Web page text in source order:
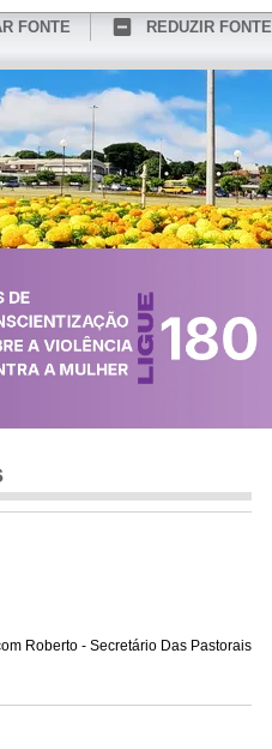
FONTE
REDUZIR FONTE
Roberto - Secretário Das Pastorais